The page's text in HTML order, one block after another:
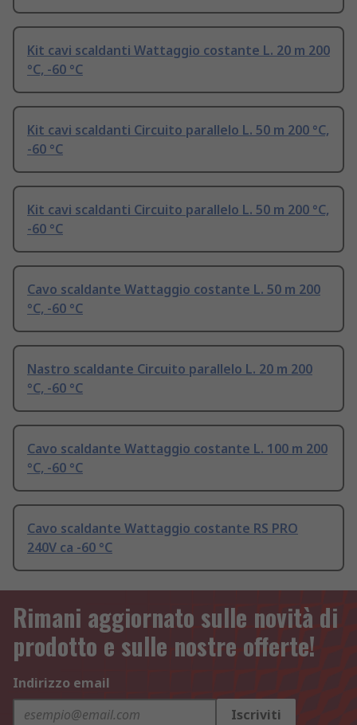
Kit cavi scaldanti Wattaggio costante L. 20 m 200
°C, -60 °C
Kit cavi scaldanti Circuito parallelo L. 50 m 200 °C,
-60 °C
Kit cavi scaldanti Circuito parallelo L. 50 m 200 °C,
-60 °C
Cavo scaldante Wattaggio costante L. 50 m 200
°C, -60 °C
Nastro scaldante Circuito parallelo L. 20 m 200
°C, -60 °C
Cavo scaldante Wattaggio costante L. 100 m 200
°C, -60 °C
Cavo scaldante Wattaggio costante RS PRO
240V ca -60 °C
Rimani aggiornato sulle novità di
prodotto e sulle nostre offerte!
Indirizzo email
Iscriviti